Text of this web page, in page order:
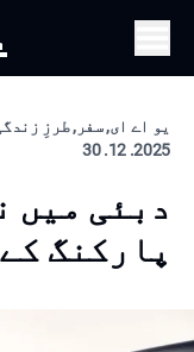
یو اے ای, سفر, طرزِ
2025. 12. 30
دبئی میں
پارکنگ